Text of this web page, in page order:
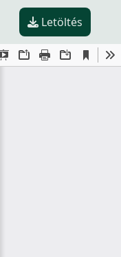
Letöltés